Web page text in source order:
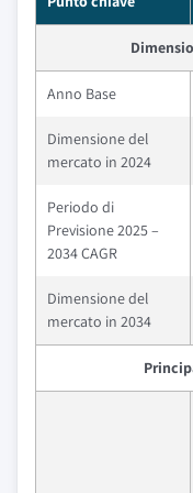
Anno Base
Dimensione del
mercato in 2024
Periodo di
Previsione 2025 –
2034 CAGR
Dimensione del
mercato in 2034